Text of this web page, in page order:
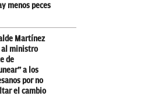
menos peces
Martínez
al ministro
de
a los
por no
el cambio